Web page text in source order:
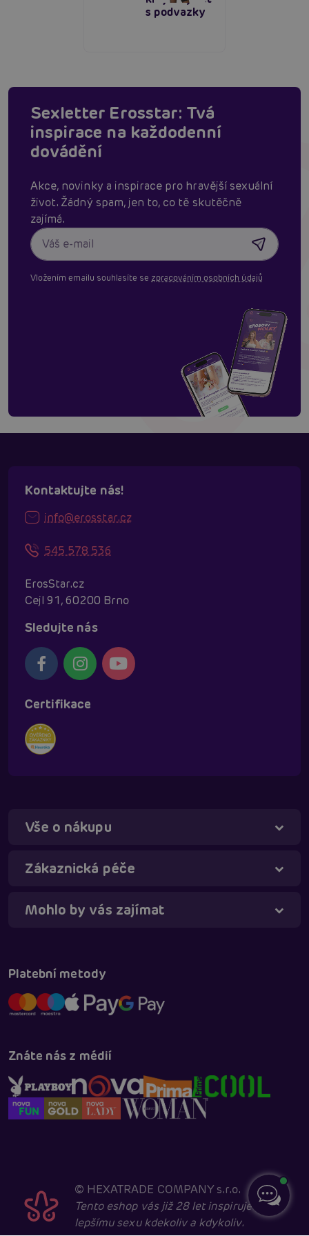
s podvazky
Sexletter Erosstar: Tvá
inspirace na každodenní
dovádění
Akce, novinky a inspirace pro hravější sexuální
život. Žádný spam, jen to, co tě skutěčně
zajímá.
Vložením emailu souhlasíte se zpracováním osobních údajů
Kontaktujte nás!
info@erosstar.cz
545 578 536
ErosStar.cz
Cejl 91, 60200 Brno
Sledujte nás
Certifikace
Vše o nákupu
Zákaznická péče
Mohlo by vás zajímat
Platební metody
Znáte nás z médií
© HEXATRADE COMPANY s.r.o.
Tento eshop vás již 28 let inspiruje k
lepšímu sexu kdekoliv a kdykoliv.
Táňa - virtuální asistentka